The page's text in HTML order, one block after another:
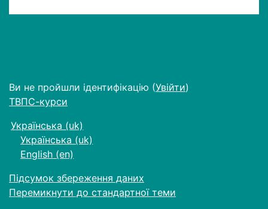
Ви не пройшли ідентифікацію (Увійти)
ТВПС-курси
Українська ‎(uk)‎
Українська ‎(uk)‎
English ‎(en)‎
Підсумок збереження даних
Перемикнути до стандартної теми